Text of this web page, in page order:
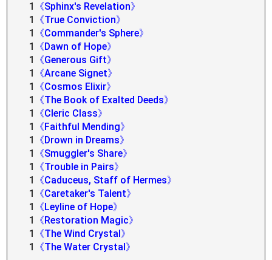
1
《Sphinx's Revelation》
1
《True Conviction》
1
《Commander's Sphere》
1
《Dawn of Hope》
1
《Generous Gift》
1
《Arcane Signet》
1
《Cosmos Elixir》
1
《The Book of Exalted Deeds》
1
《Cleric Class》
1
《Faithful Mending》
1
《Drown in Dreams》
1
《Smuggler's Share》
1
《Trouble in Pairs》
1
《Caduceus, Staff of Hermes》
1
《Caretaker's Talent》
1
《Leyline of Hope》
1
《Restoration Magic》
1
《The Wind Crystal》
1
《The Water Crystal》